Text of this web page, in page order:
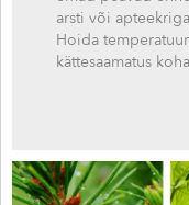
arsti või
Hoida
kättesaamatus